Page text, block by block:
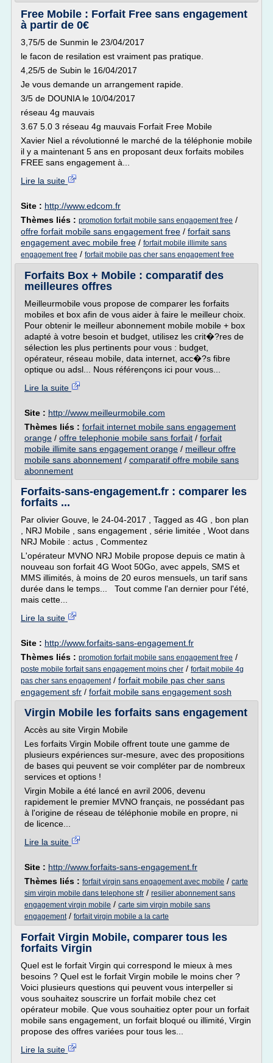
Free Mobile : Forfait Free sans engagement
à partir de 0€
3,75/5 de Sunmin le 23/04/2017
le facon de resilation est vraiment pas pratique.
4,25/5 de Subin le 16/04/2017
Je vous demande un arrangement rapide.
3/5 de DOUNIA le 10/04/2017
réseau 4g mauvais
3.67 5.0 3 réseau 4g mauvais Forfait Free Mobile
Xavier Niel a révolutionné le marché de la téléphonie mobile
il y a maintenant 5 ans en proposant deux forfaits mobiles
FREE sans engagement à...
Lire la suite
Site : http://www.edcom.fr
Thèmes liés : promotion forfait mobile sans engagement free /
offre forfait mobile sans engagement free / forfait sans
engagement avec mobile free / forfait mobile illimite sans
engagement free / forfait mobile pas cher sans engagement free
Forfaits Box + Mobile : comparatif des
meilleures offres
Meilleurmobile vous propose de comparer les forfaits
mobiles et box afin de vous aider à faire le meilleur choix.
Pour obtenir le meilleur abonnement mobile mobile + box
adapté à votre besoin et budget, utilisez les crit�?res de
sélection les plus pertinents pour vous : budget,
opérateur, réseau mobile, data internet, acc�?s fibre
optique ou adsl... Nous référençons ici pour vous...
Lire la suite
Site : http://www.meilleurmobile.com
Thèmes liés : forfait internet mobile sans engagement
orange / offre telephonie mobile sans forfait / forfait
mobile illimite sans engagement orange / meilleur offre
mobile sans abonnement / comparatif offre mobile sans
abonnement
Forfaits-sans-engagement.fr : comparer les
forfaits ...
Par olivier Gouve, le 24-04-2017 , Tagged as 4G , bon plan
, NRJ Mobile , sans engagement , série limitée , Woot dans
NRJ Mobile : actus , Commentez
L'opérateur MVNO NRJ Mobile propose depuis ce matin à
nouveau son forfait 4G Woot 50Go, avec appels, SMS et
MMS illimités, à moins de 20 euros mensuels, un tarif sans
durée dans le temps... Tout comme l'an dernier pour l'été,
mais cette...
Lire la suite
Site : http://www.forfaits-sans-engagement.fr
Thèmes liés : promotion forfait mobile sans engagement free /
poste mobile forfait sans engagement moins cher / forfait mobile 4g
pas cher sans engagement/ forfait mobile pas cher sans
engagement sfr / forfait mobile sans engagement sosh
Virgin Mobile les forfaits sans engagement
Accès au site Virgin Mobile
Les forfaits Virgin Mobile offrent toute une gamme de
plusieurs expériences sur-mesure, avec des propositions
de bases qui peuvent se voir compléter par de nombreux
services et options !
Virgin Mobile a été lancé en avril 2006, devenu
rapidement le premier MVNO français, ne possédant pas
à l'origine de réseau de téléphonie mobile en propre, ni
de licence...
Lire la suite
Site : http://www.forfaits-sans-engagement.fr
Thèmes liés : forfait virgin sans engagement avec mobile / carte
sim virgin mobile dans telephone sfr / resilier abonnement sans
engagement virgin mobile / carte sim virgin mobile sans
engagement/ forfait virgin mobile a la carte
Forfait Virgin Mobile, comparer tous les
forfaits Virgin
Quel est le forfait Virgin qui correspond le mieux à mes
besoins ? Quel est le forfait Virgin mobile le moins cher ?
Voici plusieurs questions qui peuvent vous interpeller si
vous souhaitez souscrire un forfait mobile chez cet
opérateur mobile. Que vous souhaitiez opter pour un forfait
mobile sans engagement, un forfait bloqué ou illimité, Virgin
propose des offres variées pour tous les...
Lire la suite